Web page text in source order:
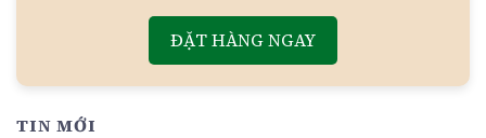
ĐẶT HÀNG NGAY
TIN MỚI